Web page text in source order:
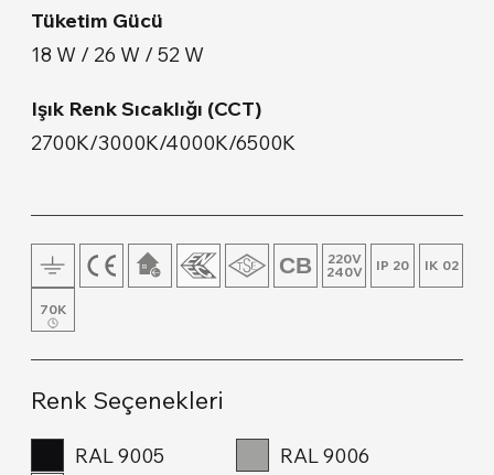
Lambader & Abajur
Duvara Montaj
Ray Spot
Tüketim Gücü
18 W / 26 W / 52 W
Işık Renk Sıcaklığı (CCT)
2700K/3000K/4000K/6500K
220V
240V
IP 20 IK 02
70K
Renk Seçenekleri
RAL 9005
RAL 9006